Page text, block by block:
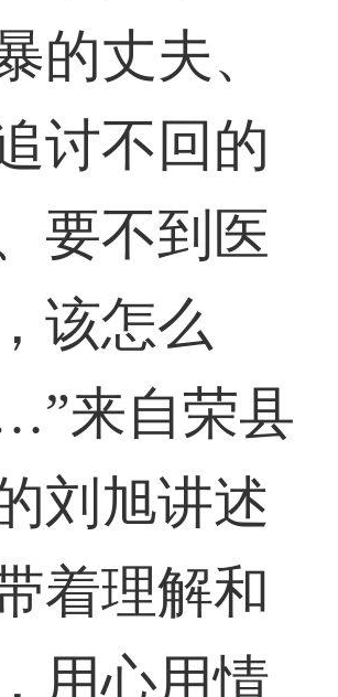
的丈夫、
讨不回的
要不到医
该怎么
来自荣县
刘旭讲述
着理解和
用心用情